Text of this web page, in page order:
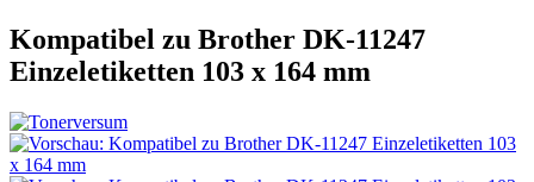
Kompatibel zu Brother DK-11247
Einzeletiketten 103 x 164 mm